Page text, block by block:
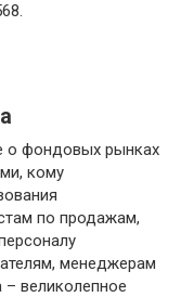
о фондовых рынках
кому
по продажам,
менеджерам
великолепное